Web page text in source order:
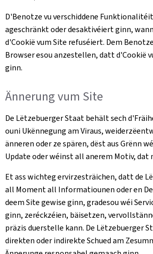
D'Benotze vu verschiddene
ageschränkt oder desaktivéiert ginn,
d'Cookië vum Site refuséiert. Dem
Browser esou anzestellen, datt d'Cookië
ginn.
Ännerung vum Site
De Lëtzebuerger Staat behält sech
ouni Ukënnegung am Viraus,
änneren oder ze spären, dëst aus Grënn
Update oder wéinst all anerem Motiv, dat
Et ass wichteg ervirzesträichen, datt de
all Moment all Informatiounen oder en
deem Site gewise ginn, gradesou wéi
ginn, zeréckzéien, bäisetzen,
präzis duerstelle kann. De Lëtzebuerger
direkten oder indirekte Schued am